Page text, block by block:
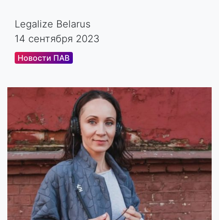
Legalize Belarus
14 сентября 2023
Новости ПАВ